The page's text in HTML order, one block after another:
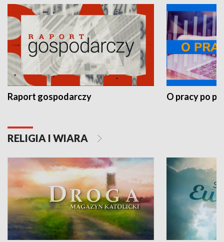
Raport gospodarczy O pracy po
RELIGIA I WIARA